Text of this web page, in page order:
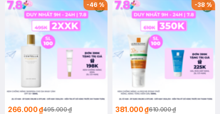
-46%
266.000 ₫495.000 ₫
-38%
381.000 ₫610.000 ₫